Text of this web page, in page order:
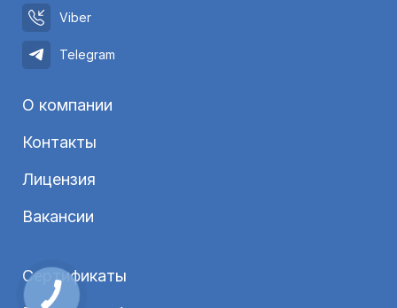
Viber
Telegram
О компании
Контакты
Лицензия
Вакансии
Сертификаты